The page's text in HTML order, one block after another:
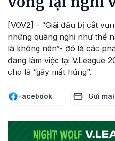
[VOV2] - “Giải đấu bị cắt
những quãng nghỉ như thế
là không nên”- đó là các
đang làm việc tại V.League
cho là “gây mất hứng”.
Facebook Gửi mail